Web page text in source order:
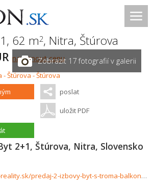
62 m2, Nitra, Štúrova
navrhnout cenuZobrazit 17 fotografií v galerii
poslat
uložit PDF
2+1, Štúrova, Nitra, Slovensko
http://www.amaxades-reality.sk/predaj-2-izbovy-byt-s-troma-balkonmi-nitra-centrum-943469